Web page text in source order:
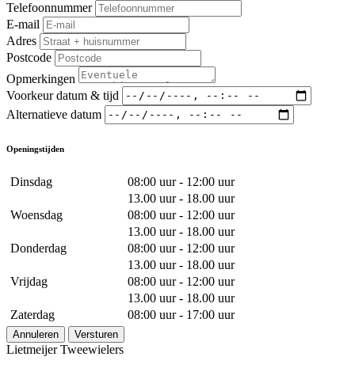
Telefoonnummer
E-mail
Adres
Postcode
Opmerkingen
Voorkeur datum & tijd
Alternatieve datum
Openingstijden
Dinsdag
08:00 uur - 12:00 uur
13.00 uur - 18.00 uur
Woensdag
08:00 uur - 12:00 uur
13.00 uur - 18.00 uur
Donderdag
08:00 uur - 12:00 uur
13.00 uur - 18.00 uur
Vrijdag
08:00 uur - 12:00 uur
13.00 uur - 18.00 uur
Zaterdag
08:00 uur - 17:00 uur
Annuleren Versturen
Lietmeijer Tweewielers